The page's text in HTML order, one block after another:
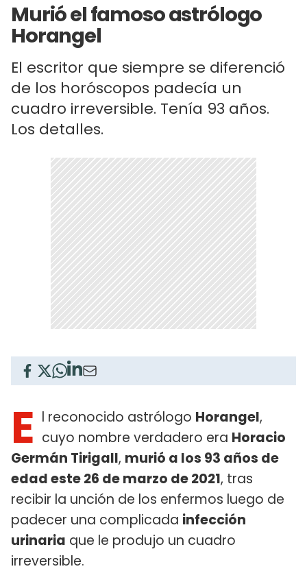
Murió el famoso astrólogo
Horangel
El escritor que siempre se diferenció
de los horóscopos padecía un
cuadro irreversible. Tenía 93 años.
Los detalles.
E l reconocido astrólogo Horangel,
cuyo nombre verdadero era Horacio
Germán Tirigall, murió a los 93 años de
edad este 26 de marzo de 2021, tras
recibir la unción de los enfermos luego de
padecer una complicada infección
urinaria que le produjo un cuadro
irreversible.